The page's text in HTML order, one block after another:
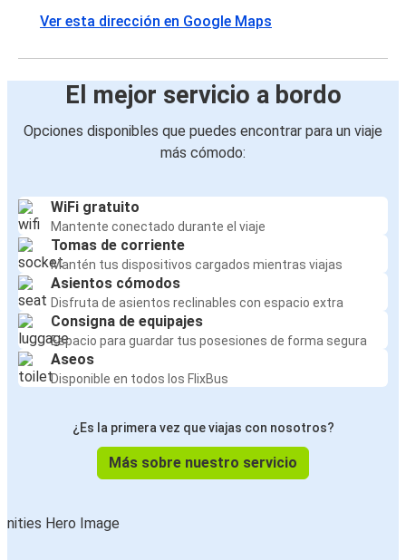
Ver esta dirección en Google Maps
El mejor servicio a bordo
Opciones disponibles que puedes encontrar para un viaje
más cómodo:
WiFi gratuito
Mantente conectado durante el viaje
Tomas de corriente
Mantén tus dispositivos cargados mientras viajas
Asientos cómodos
Disfruta de asientos reclinables con espacio extra
Consigna de equipajes
Espacio para guardar tus posesiones de forma segura
Aseos
Disponible en todos los FlixBus
¿Es la primera vez que viajas con nosotros?
Más sobre nuestro servicio